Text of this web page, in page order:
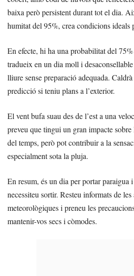
baixa però persistent durant tot el dia.
humitat del 95%, crea condicions ideals
En efecte, hi ha una probabilitat del
tradueix en un dia moll i
lliure sense preparació adequada.
predicció si teniu plans a l’exterior.
El vent bufa suau des de l’est a una
preveu que tingui un gran impacte
del temps, però pot contribuir a la
especialment sota la pluja.
En resum, és un dia per portar paraigua
necessiteu sortir. Resteu informats de
meteorològiques i preneu les
mantenir-vos secs i còmodes.